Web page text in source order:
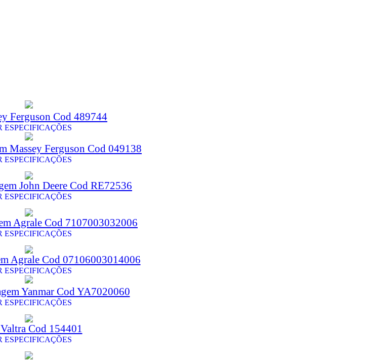
Ferguson Cod 489744
ESPECIFICAÇÕES
Massey Ferguson Cod 049138
ESPECIFICAÇÕES
John Deere Cod RE72536
ESPECIFICAÇÕES
Agrale Cod 7107003032006
ESPECIFICAÇÕES
Agrale Cod 07106003014006
ESPECIFICAÇÕES
Yanmar Cod YA7020060
ESPECIFICAÇÕES
Cod 154401
ESPECIFICAÇÕES